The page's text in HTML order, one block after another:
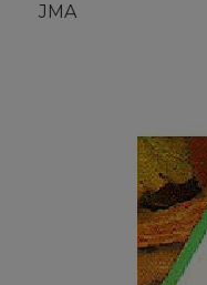
JMA